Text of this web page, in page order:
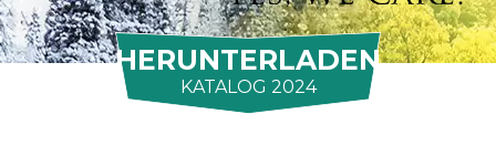
HERUNTERLADEN
KATALOG 2024